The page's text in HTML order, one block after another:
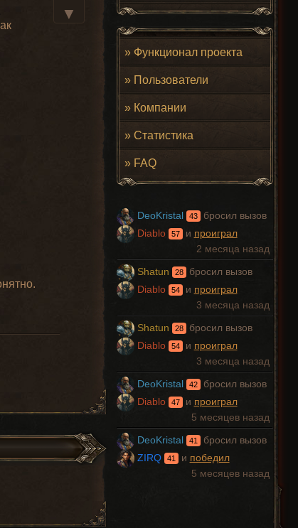
» Функционал проекта
» Пользователи
» Компании
» Статистика
» FAQ
DeoKristal 43 бросил вызов
Diablo
57 и проиграл
2 месяца назад
Shatun 28 бросил вызов
Diablo
54 и проиграл
3 месяца назад
Shatun 28 бросил вызов
Diablo
54 и проиграл
3 месяца назад
DeoKristal 42 бросил вызов
Diablo
47 и проиграл
5 месяцев назад
DeoKristal 41 бросил вызов
ZIRQ
41 и победил
5 месяцев назад
▼